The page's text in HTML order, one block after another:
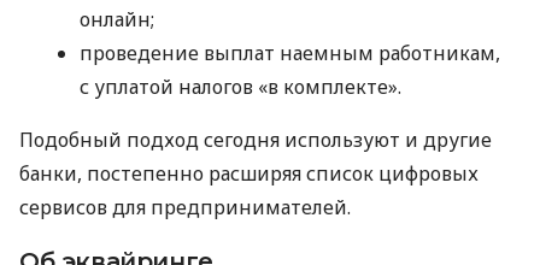
онлайн;
проведение выплат наемным работникам,
с уплатой налогов «в комплекте».
Подобный подход сегодня используют и другие
банки, постепенно расширяя список цифровых
сервисов для предпринимателей.